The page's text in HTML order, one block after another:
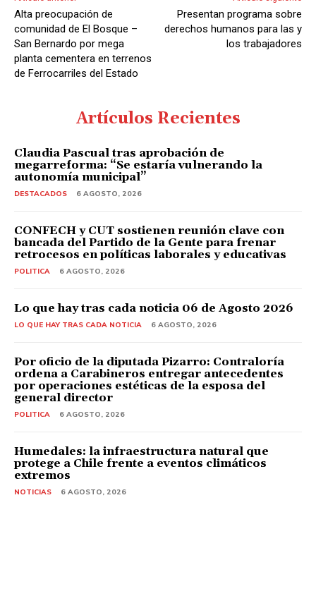
Alta preocupación de
comunidad de El Bosque –
San Bernardo por mega
planta cementera en terrenos
de Ferrocarriles del Estado
Presentan programa sobre
derechos humanos para las y
los trabajadores
Artículos Recientes
Claudia Pascual tras aprobación de
megarreforma: “Se estaría vulnerando la
autonomía municipal”
DESTACADOS 6 AGOSTO, 2026
CONFECH y CUT sostienen reunión clave con
bancada del Partido de la Gente para frenar
retrocesos en políticas laborales y educativas
POLITICA 6 AGOSTO, 2026
Lo que hay tras cada noticia 06 de Agosto 2026
LO QUE HAY TRAS CADA NOTICIA 6 AGOSTO, 2026
Por oficio de la diputada Pizarro: Contraloría
ordena a Carabineros entregar antecedentes
por operaciones estéticas de la esposa del
general director
POLITICA 6 AGOSTO, 2026
Humedales: la infraestructura natural que
protege a Chile frente a eventos climáticos
extremos
NOTICIAS 6 AGOSTO, 2026